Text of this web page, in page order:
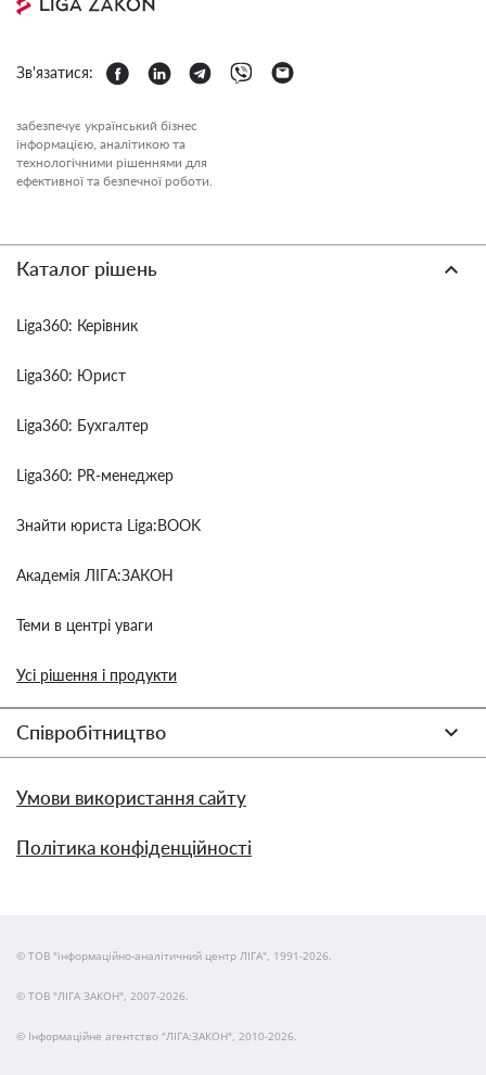
Зв'язатися:
забезпечує український бізнес
інформацією, аналітикою та
технологічними рішеннями для
ефективної та безпечної роботи.
Каталог рішень
Liga360: Керівник
Liga360: Юрист
Liga360: Бухгалтер
Liga360: PR-менеджер
Знайти юриста Liga:BOOK
Академія ЛІГА:ЗАКОН
Теми в центрі уваги
Усі рішення і продукти
Співробітництво
Умови використання сайту
Політика конфіденційності
© ТОВ "інформаційно-аналітичний центр ЛІГА", 1991-2026.
© ТОВ "ЛІГА ЗАКОН", 2007-2026.
© Інформаційне агентство "ЛІГА:ЗАКОН", 2010-2026.